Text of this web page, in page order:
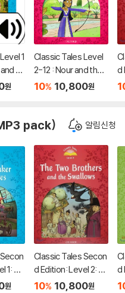
1
th
원
Classic Tales Level
2-12 : Nour and the
Three Princes MP3
10% 10,800원
d
e
pack) 알림신청
1: Th
th
원
Classic Tales Secon
d Edition: Level 2: Th
e Two Brothers and
10% 10,800원
d